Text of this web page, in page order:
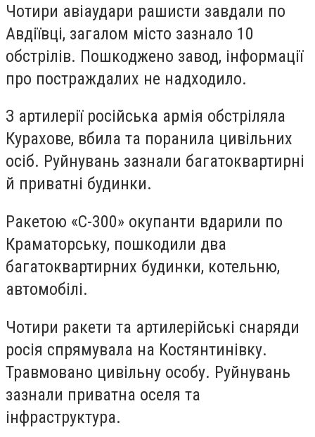
Чотири авіаудари рашисти завдали по
Авдіївці, загалом місто зазнало 10
обстрілів. Пошкоджено завод, інформації
про постраждалих не надходило.
З артилерії російська армія обстріляла
Курахове, вбила та поранила цивільних
осіб. Руйнувань зазнали багатоквартирні
й приватні будинки.
Ракетою «С-300» окупанти вдарили по
Краматорську, пошкодили два
багатоквартирних будинки, котельню,
автомобілі.
Чотири ракети та артилерійські снаряди
росія спрямувала на Костянтинівку.
Травмовано цивільну особу. Руйнувань
зазнали приватна оселя та
інфраструктура.